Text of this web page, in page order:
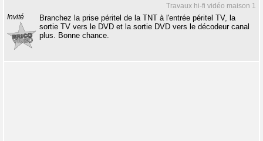
Travaux hi-fi vidéo maison 1
Invité
Branchez la prise péritel de la TNT à l'entrée péritel TV, la
sortie TV vers le DVD et la sortie DVD vers le décodeur canal
plus. Bonne chance.